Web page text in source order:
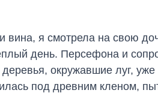
вина, я смотрела на свою
день. Персефона и
окружавшие луг,
под древним кленом,